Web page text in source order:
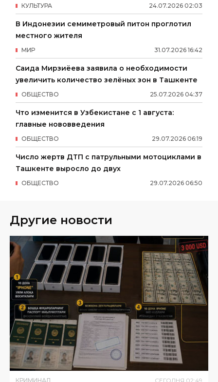
24.07.2026 02:03
КУЛЬТУРА
В Индонезии семиметровый питон проглотил
местного жителя
31.07.2026 16:42
МИР
Саида Мирзиёева заявила о необходимости
увеличить количество зелёных зон в Ташкенте
25.07.2026 04:37
ОБЩЕСТВО
Что изменится в Узбекистане с 1 августа:
главные нововведения
29.07.2026 06:19
ОБЩЕСТВО
Число жертв ДТП с патрульными мотоциклами в
Ташкенте выросло до двух
29.07.2026 06:50
ОБЩЕСТВО
Другие новости
КРИМИНАЛ СЕГОДНЯ 02:49